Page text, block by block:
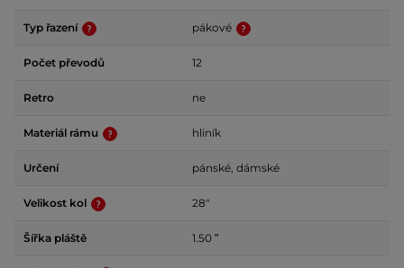
Typ řazení pákové
Počet převodů 12
Retro ne
Materiál rámu hliník
Určení pánské, dámské
Velikost kol 28"
Šířka pláště 1.50 ʺ